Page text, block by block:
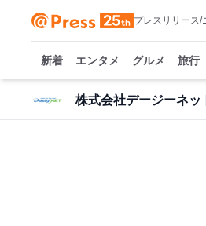
プレスリリース/
新着 エンタメ グルメ 旅行
株式会社デージーネッ